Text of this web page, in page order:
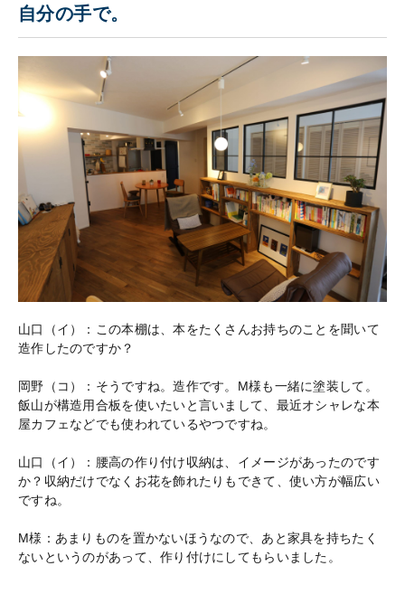
自分の手で。
山口（イ）：この本棚は、本をたくさんお持ちのことを聞いて
造作したのですか？
岡野（コ）：そうですね。造作です。M様も一緒に塗装して。
飯山が構造用合板を使いたいと言いまして、最近オシャレな本
屋カフェなどでも使われているやつですね。
山口（イ）：腰高の作り付け収納は、イメージがあったのです
か？収納だけでなくお花を飾れたりもできて、使い方が幅広い
ですね。
M様：あまりものを置かないほうなので、あと家具を持ちたく
ないというのがあって、作り付けにしてもらいました。